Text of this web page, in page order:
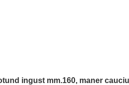
ingust mm.160, maner